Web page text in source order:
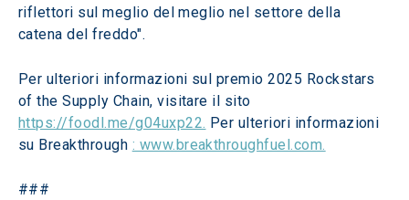
riflettori sul meglio del meglio nel settore della
catena del freddo".
Per ulteriori informazioni sul premio 2025 Rockstars
of the Supply Chain, visitare il sito
https://foodl.me/g04uxp22. Per ulteriori informazioni
su Breakthrough : www.breakthroughfuel.com.
###